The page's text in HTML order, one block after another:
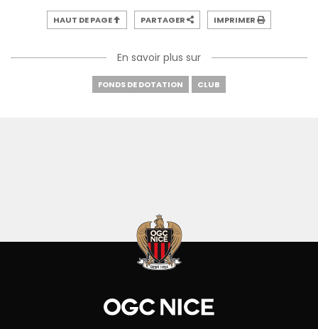
HAUT DE PAGE PARTAGER IMPRIMER
En savoir plus sur
FONDS DE DOTATION CLUB